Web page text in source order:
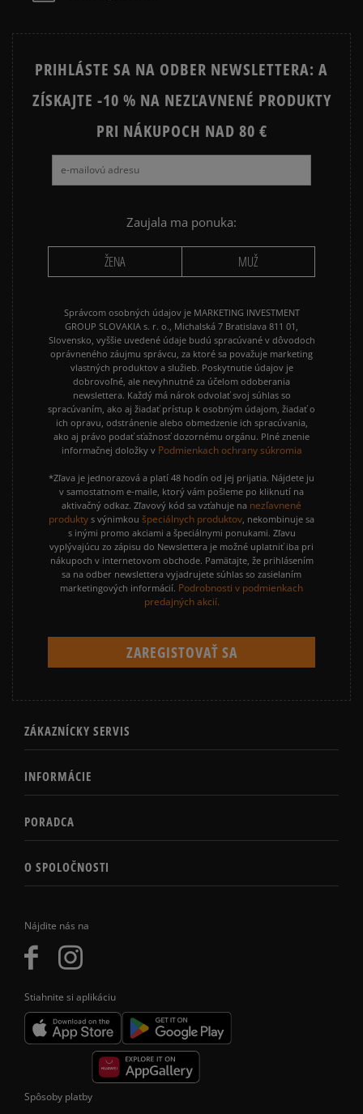
Nájdite nás na
Stiahnite si aplikáciu
PRIHLÁSTE SA NA ODBER NEWSLETTERA: A
ZÍSKAJTE -10 % NA NEZĽAVNENÉ PRODUKTY
PRI NÁKUPOCH NAD 80 €
Zaujala ma ponuka:
ŽENA MUŽ
Správcom osobných údajov je MARKETING INVESTMENT
GROUP SLOVAKIA s. r. o., Michalská 7 Bratislava 811 01,
Slovensko, vyššie uvedené údaje budú spracúvané v dôvodoch
oprávneného záujmu správcu, za ktoré sa považuje marketing
vlastných produktov a služieb. Poskytnutie údajov je
dobrovoľné, ale nevyhnutné za účelom odoberania
newslettera. Každý má nárok odvolať svoj súhlas so
spracúvaním, ako aj žiadať prístup k osobným údajom, žiadať o
ich opravu, odstránenie alebo obmedzenie ich spracúvania,
ako aj právo podať sťažnosť dozornému orgánu. Plné znenie
informačnej doložky v Podmienkach ochrany súkromia
*Zľava je jednorazová a platí 48 hodín od jej prijatia. Nájdete ju
v samostatnom e-maile, ktorý vám pošleme po kliknutí na
aktivačný odkaz. Zľavový kód sa vzťahuje na nezľavnené
produkty s výnimkou špeciálnych produktov, nekombinuje sa
s inými promo akciami a špeciálnymi ponukami. Zľavu
vyplývajúcu zo zápisu do Newslettera je možné uplatniť iba pri
nákupoch v internetovom obchode. Pamätajte, že prihlásením
sa na odber newslettera vyjadrujete súhlas so zasielaním
marketingových informácií. Podrobnosti v podmienkach
predajných akcií.
ZÁKAZNÍCKY SERVIS
INFORMÁCIE
PORADCA
O SPOLOČNOSTI
Spôsoby platby